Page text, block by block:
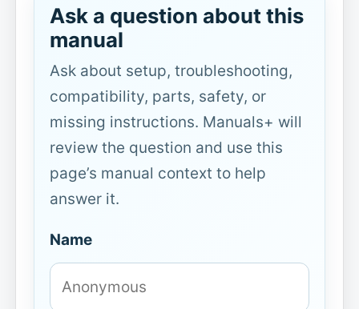
Ask a question about this
manual
Ask about setup, troubleshooting,
compatibility, parts, safety, or
missing instructions. Manuals+ will
review the question and use this
page’s manual context to help
answer it.
Name